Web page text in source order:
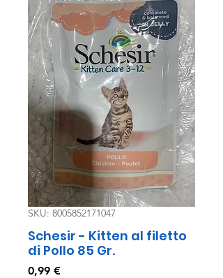
SKU: 8005852171047
Schesir - Kitten al filetto
di Pollo 85 Gr.
0,99 €Prezzo